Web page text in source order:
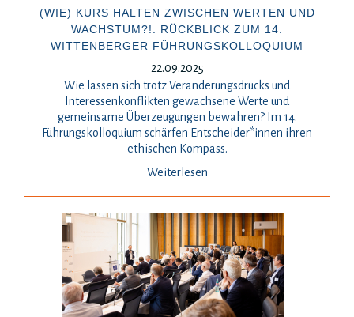
(WIE) KURS HALTEN ZWISCHEN WERTEN UND
WACHSTUM?!: RÜCKBLICK ZUM 14.
WITTENBERGER FÜHRUNGSKOLLOQUIUM
22.09.2025
Wie lassen sich trotz Veränderungsdrucks und
Interessenkonflikten gewachsene Werte und
gemeinsame Überzeugungen bewahren? Im 14.
Führungskolloquium schärfen Entscheider*innen ihren
ethischen Kompass.
Weiterlesen